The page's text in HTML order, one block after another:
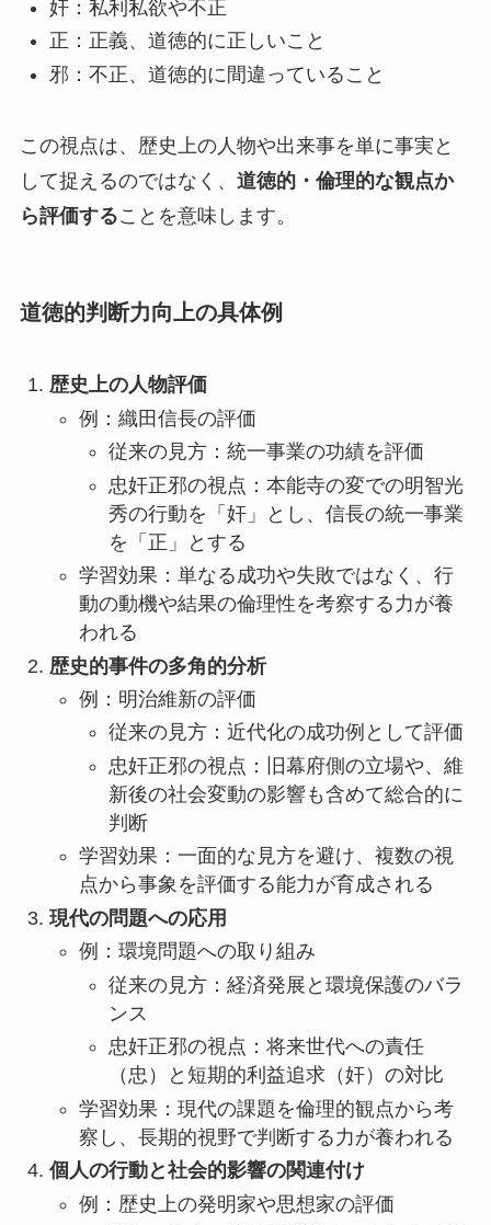
奸：私利私欲や不正
正：正義、道徳的に正しいこと
邪：不正、道徳的に間違っていること
この視点は、歴史上の人物や出来事を単に事実と
して捉えるのではなく、 道徳的・倫理的な観点か
ら評価することを意味します。
道徳的判断力向上の具体例
歴史上の人物評価
例：織田信長の評価
従来の見方：統一事業の功績を評価
忠奸正邪の視点：本能寺の変での明智光
秀の行動を「奸」とし、信長の統一事業
を「正」とする
学習効果：単なる成功や失敗ではなく、行
動の動機や結果の倫理性を考察する力が養
われる
歴史的事件の多角的分析
例：明治維新の評価
従来の見方：近代化の成功例として評価
忠奸正邪の視点：旧幕府側の立場や、維
新後の社会変動の影響も含めて総合的に
判断
学習効果：一面的な見方を避け、複数の視
点から事象を評価する能力が育成される
現代の問題への応用
例：環境問題への取り組み
従来の見方：経済発展と環境保護のバラ
ンス
忠奸正邪の視点：将来世代への責任
（忠）と短期的利益追求（奸）の対比
学習効果：現代の課題を倫理的観点から考
察し、長期的視野で判断する力が養われる
個人の行動と社会的影響の関連付け
例：歴史上の発明家や思想家の評価